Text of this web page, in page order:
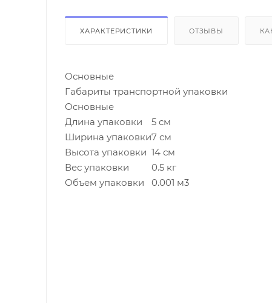
ХАРАКТЕРИСТИКИ ОТЗЫВЫ
Основные
Габариты транспортной упаковки
Основные
Длина упаковки
5 см
Ширина упаковки7 см
Высота упаковки 14 см
Вес упаковки
0.5 кг
Объем упаковки
0.001 м3